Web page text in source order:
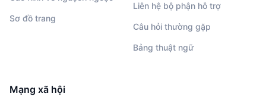
Sơ đồ trang
Liên hệ bộ phận hỗ trợ
Câu hỏi thường gặp
Bảng thuật ngữ
Mạng xã hội